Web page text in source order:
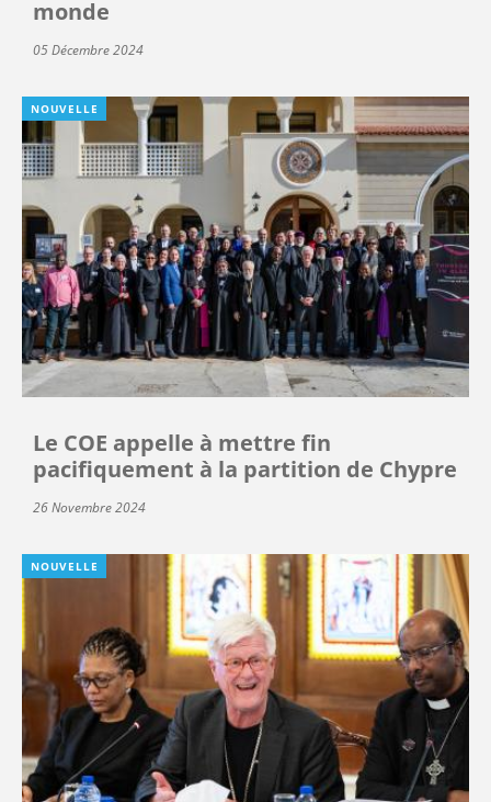
monde
05 Décembre 2024
NOUVELLE
Le COE appelle à mettre fin
pacifiquement à la partition de Chypre
26 Novembre 2024
NOUVELLE